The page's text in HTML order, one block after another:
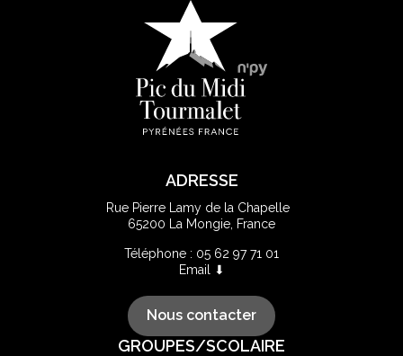
ADRESSE
Rue Pierre Lamy de la Chapelle
65200 La Mongie, France
Téléphone : 05 62 97 71 01
Email ⬇
Nous contacter
GROUPES/SCOLAIRE